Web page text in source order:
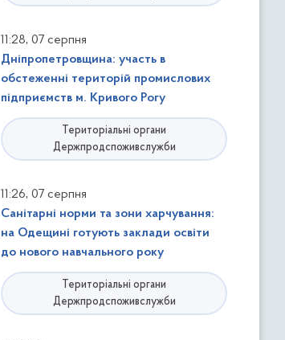
11:28, 07 серпня
Дніпропетровщина: участь в
обстеженні територій промислових
підприємств м. Кривого Рогу
Територіальні органи
Держпродспоживслужби
11:26, 07 серпня
Санітарні норми та зони харчування:
на Одещині готують заклади освіти
до нового навчального року
Територіальні органи
Держпродспоживслужби